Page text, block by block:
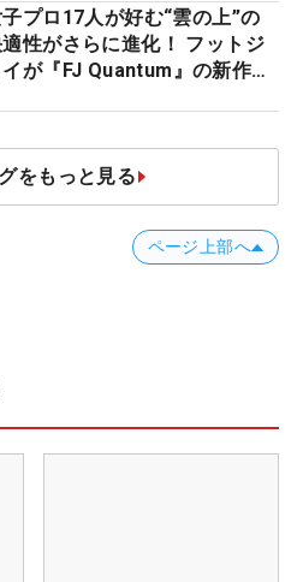
プロ17人が好む“雲の上”の
性がさらに進化！ フットジ
イが『FJ Quantum』の新作を
をもっと見る
ページ上部へ